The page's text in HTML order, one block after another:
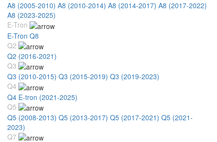
A8 (2005-2010) A8 (2010-2014) A8 (2014-2017) A8 (2017-2022)
A8 (2023-2025)
E-Tron
E-Tron Q8
Q2
Q2 (2016-2021)
Q3
Q3 (2010-2015) Q3 (2015-2019) Q3 (2019-2023)
Q4
Q4 E-tron (2021-2025)
Q5
Q5 (2008-2013) Q5 (2013-2017) Q5 (2017-2021) Q5 (2021-
2023)
Q7